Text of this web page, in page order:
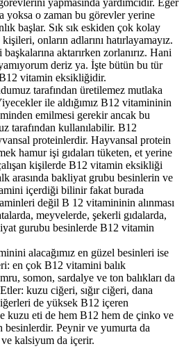
yapmasında yardımcıdır. Eğer
yoksa o zaman bu görevler yerine
başlar. Sık sık eskiden çok kolay
onların adlarını hatırlayamayız.
aktarırken zorlanırız. Hani
deriz ya. İşte bütün bu tür
B12 vitamin eksikliğidir.
tarafından üretilemez mutlaka
ile aldığımız B12 vitamininin
emilmesi gerekir ancak bu
tarafından kullanılabilir. B12
proteinlerdir. Hayvansal protein
hamur işi gıdaları tüketen, et yerine
kişilerde B12 vitamin eksikliği
arasında bakliyat grubu besinlerin ve
içerdiği bilinir fakat burada
değil B 12 vitamininin alınması
meyvelerde, şekerli gıdalarda,
gurubu besinlerde B12 vitamin
alacağımız en güzel besinleri ise
en çok B12 vitamini balık
somon, sardalye ve ton balıkları da
kuzu ciğeri, sığır ciğeri, dana
de yüksek B12 içeren
kuzu eti de hem B12 hem de çinko ve
besinlerdir. Peynir ve yumurta da
kalsiyum da içerir.